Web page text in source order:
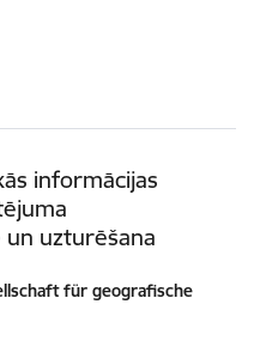
informācijas
uzturēšana
für geografische